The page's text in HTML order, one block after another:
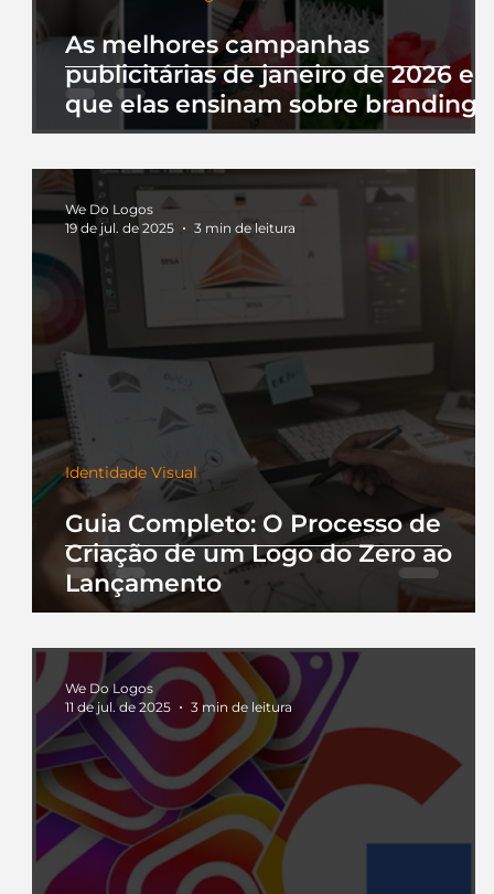
As melhores campanhas
publicitárias de janeiro de 2026 e
que elas ensinam sobre branding
Guia Completo: O Processo de
Criação de um Logo do Zero ao
Lançamento
Identidade Visual
We Do Logos
19 de jul. de 2025
3 min de leitura
We Do Logos
11 de jul. de 2025
3 min de leitura